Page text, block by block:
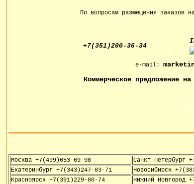
По вопросам размещения заказов
+7(351)200-36-34
e-mail:
Коммерческое предложение
Москва +7(499)653-69-98 Санкт-Петербург
Екатеринбург +7(343)247-83-71
Новосибирск
Красноярск +7(391)229-80-74
Нижний Новгород